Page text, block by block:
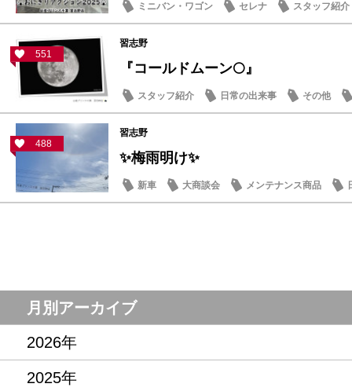
ミニバン・ワゴン セレナ スタッフ紹介
551
習志野
『コールドムーン🌕』
スタッフ紹介 日常の出来事 その他
488
習志野
✨梅雨明け✨
新車 大商談会 メンテナンス商品
月別アーカイブ
2026年
2025年